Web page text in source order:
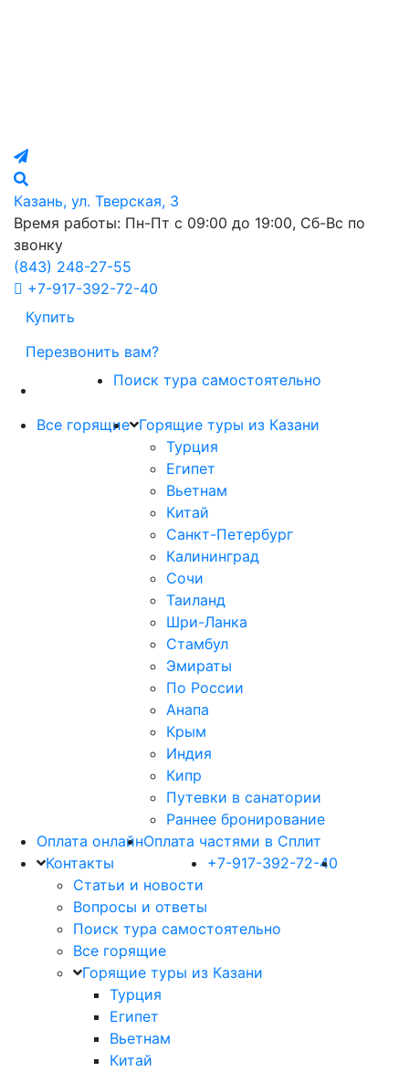
Казань, ул. Тверская, 3
Время работы: Пн-Пт с 09:00 до 19:00, Сб-Вс по
звонку
(843) 248-27-55
+7-917-392-72-40
Купить
Перезвонить вам?
Поиск тура самостоятельно
Все горящие Горящие туры из Казани
Турция
Египет
Вьетнам
Китай
Санкт-Петербург
Калининград
Сочи
Таиланд
Шри-Ланка
Стамбул
Эмираты
По России
Анапа
Крым
Индия
Кипр
Путевки в санатории
Раннее бронирование
Оплата онлайнОплата частями в Сплит
Контакты
Статьи и новости
Вопросы и ответы
+7-917-392-72-40
Поиск тура самостоятельно
Все горящие
Горящие туры из Казани
Турция
Египет
Вьетнам
Китай